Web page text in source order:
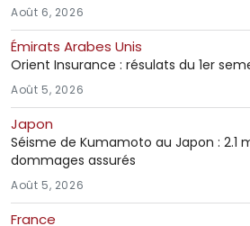
Août 6, 2026
Émirats Arabes Unis
Orient Insurance : résulats du 1er
Août 5, 2026
Japon
Séisme de Kumamoto au Japon : 2.1
dommages assurés
Août 5, 2026
France